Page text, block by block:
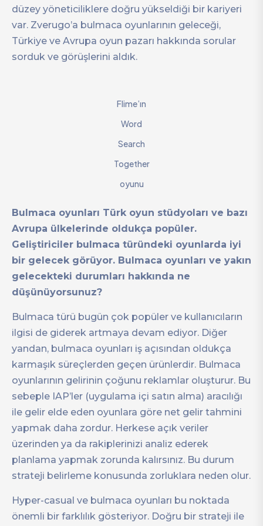
düzey yöneticiliklere doğru yükseldiği bir kariyeri
var. Zverugo’a bulmaca oyunlarının geleceği,
Türkiye ve Avrupa oyun pazarı hakkında sorular
sorduk ve görüşlerini aldık.
Flime’ın
Word
Search
Together
oyunu
Bulmaca oyunları Türk oyun stüdyoları ve bazı
Avrupa ülkelerinde oldukça popüler.
Geliştiriciler bulmaca türündeki oyunlarda iyi
bir gelecek görüyor. Bulmaca oyunları ve yakın
gelecekteki durumları hakkında ne
düşünüyorsunuz?
Bulmaca türü bugün çok popüler ve kullanıcıların
ilgisi de giderek artmaya devam ediyor. Diğer
yandan, bulmaca oyunları iş açısından oldukça
karmaşık süreçlerden geçen ürünlerdir. Bulmaca
oyunlarının gelirinin çoğunu reklamlar oluşturur. Bu
sebeple IAP’ler (uygulama içi satın alma) aracılığı
ile gelir elde eden oyunlara göre net gelir tahmini
yapmak daha zordur. Herkese açık veriler
üzerinden ya da rakiplerinizi analiz ederek
planlama yapmak zorunda kalırsınız. Bu durum
strateji belirleme konusunda zorluklara neden olur.
Hyper-casual ve bulmaca oyunları bu noktada
önemli bir farklılık gösteriyor. Doğru bir strateji ile